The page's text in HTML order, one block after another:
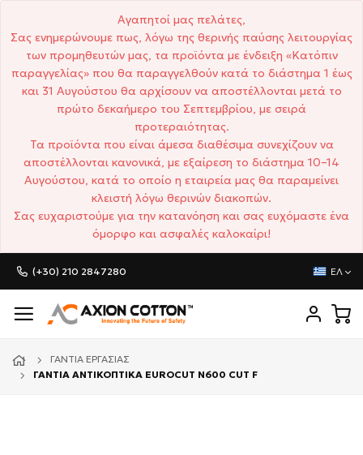
Αγαπητοί μας πελάτες,
Σας ενημερώνουμε πως, λόγω της θερινής παύσης λειτουργίας
των προμηθευτών μας, τα προϊόντα με ένδειξη «Κατόπιν
παραγγελίας» που θα παραγγελθούν κατά το διάστημα 1 έως
και 31 Αυγούστου θα αρχίσουν να αποστέλλονται μετά το
πρώτο δεκαήμερο του Σεπτεμβρίου, με σειρά
προτεραιότητας.
Τα προϊόντα που είναι άμεσα διαθέσιμα συνεχίζουν να
αποστέλλονται κανονικά, με εξαίρεση το διάστημα 10–14
Αυγούστου, κατά το οποίο η εταιρεία μας θα παραμείνει
κλειστή λόγω θερινών διακοπών.
Σας ευχαριστούμε για την κατανόηση και σας ευχόμαστε ένα
όμορφο και ασφαλές καλοκαίρι!
(+30) 210 2847280 ΕΛ
ΓΆΝΤΙΑ ΕΡΓΑΣΊΑΣ
ΓΑΝΤΙΑ ΑΝΤΙΚΟΠΤΙΚΑ EUROCUT N600 CUT F